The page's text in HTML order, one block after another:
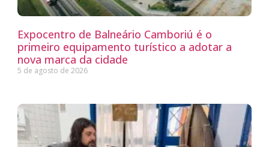
Expocentro de Balneário Camboriú é o
primeiro equipamento turístico a adotar a
nova marca da cidade
5 de agosto de 2026